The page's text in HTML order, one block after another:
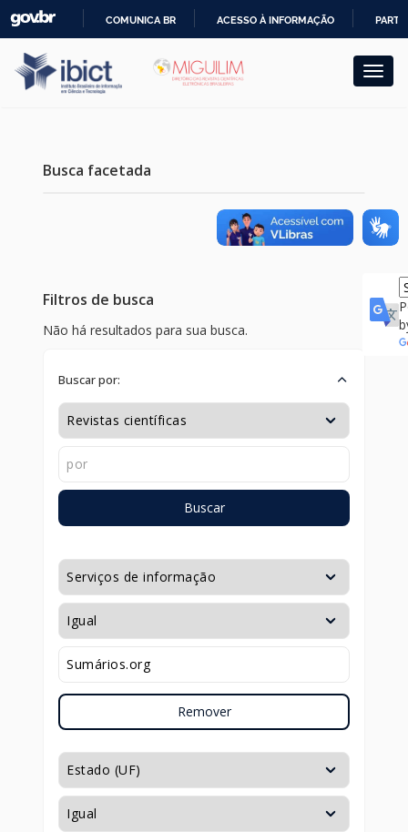
navigation
PARA
O
COMUNICA BR ACESSO À INFORMAÇÃO
Busca facetada
Filtros de busca
Não há resultados para sua busca.
Buscar por:
Buscar
Remover